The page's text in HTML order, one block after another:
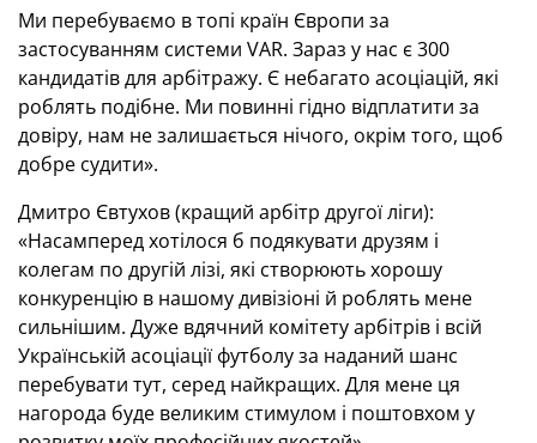
Ми перебуваємо в топі країн Європи за
застосуванням системи VAR. Зараз у нас є 300
кандидатів для арбітражу. Є небагато асоціацій, які
роблять подібне. Ми повинні гідно відплатити за
довіру, нам не залишається нічого, окрім того, щоб
добре судити».
Дмитро Євтухов (кращий арбітр другої ліги):
«Насамперед хотілося б подякувати друзям і
колегам по другій лізі, які створюють хорошу
конкуренцію в нашому дивізіоні й роблять мене
сильнішим. Дуже вдячний комітету арбітрів і всій
Українській асоціації футболу за наданий шанс
перебувати тут, серед найкращих. Для мене ця
нагорода буде великим стимулом і поштовхом у